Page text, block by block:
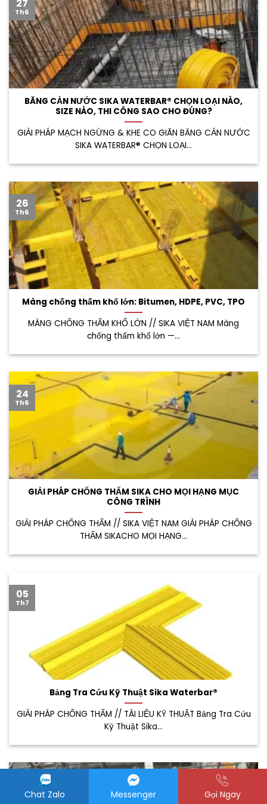
BĂNG CẢN NƯỚC SIKA WATERBAR® CHỌN LOẠI NÀO,
SIZE NÀO, THI CÔNG SAO CHO ĐÚNG?
GIẢI PHÁP MẠCH NGỪNG & KHE CO GIÃN BĂNG CẢN NƯỚC
SIKA WATERBAR® CHỌN LOẠI...
27
Th6
Màng chống thấm khổ lớn: Bitumen, HDPE, PVC, TPO
MÀNG CHỐNG THẤM KHỔ LỚN // SIKA VIỆT NAM Màng
chống thấm khổ lớn —...
26
Th6
GIẢI PHÁP CHỐNG THẤM SIKA CHO MỌI HẠNG MỤC
CÔNG TRÌNH
GIẢI PHÁP CHỐNG THẤM // SIKA VIỆT NAM GIẢI PHÁP CHỐNG
THẤM SIKACHO MỌI HẠNG...
24
Th6
Bảng Tra Cứu Kỹ Thuật Sika Waterbar®
GIẢI PHÁP CHỐNG THẤM // TÀI LIỆU KỸ THUẬT Bảng Tra Cứu
Kỹ Thuật Sika...
05
Th7
Th7Chat Zalo Messenger Gọi Ngay